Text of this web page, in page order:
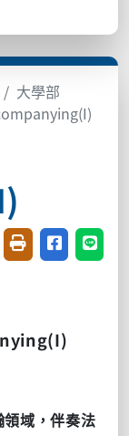
大學部
友善列印(開新視
分享至臉書
分享
領域，伴奏法